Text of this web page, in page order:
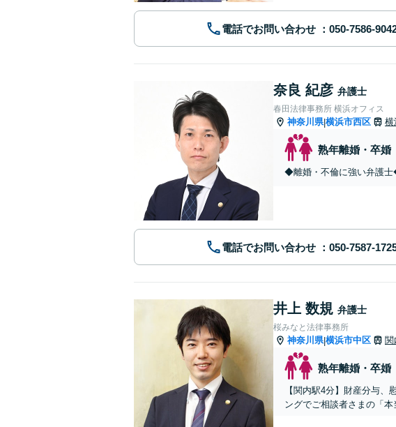
電話でお問い合わせ
奈良 紀彦 弁護士
春田法律事務所 横浜オフィス
神奈川県|横浜市西区 横
熟年離婚・卒婚
◆離婚・不倫に強い弁護士
電話でお問い合わせ
井上 数規 弁護士
桜みなと法律事務所
神奈川県|横浜市中区 関
熟年離婚・卒婚
【関内駅4分】財産分与
ングでご相談者さまの「